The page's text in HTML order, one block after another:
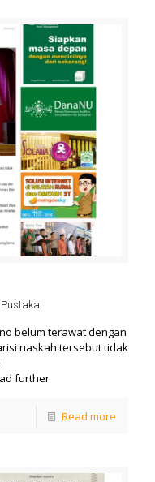
belum terawat dengan
naskah tersebut tidak
further
Read more